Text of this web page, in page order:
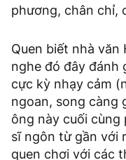
phương, chân chỉ,
Quen biết nhà văn
nghe đó đây đánh
cực kỳ nhạy cảm
ngoan, song càng
ông này cuối
sĩ ngôn từ gần với
quen chơi với các